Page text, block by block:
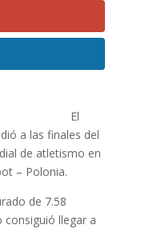
El
a las finales del
de atletismo en
– Polonia.
de 7.58
llegar a